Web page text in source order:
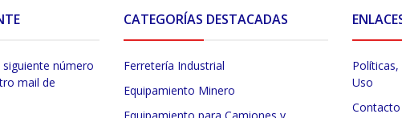
número
mail de
CATEGORÍAS DESTACADAS
Ferretería Industrial
Equipamiento Minero
Uso
Contacto